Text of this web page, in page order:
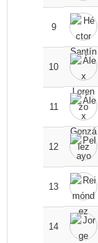
9
10
11
12
13
14